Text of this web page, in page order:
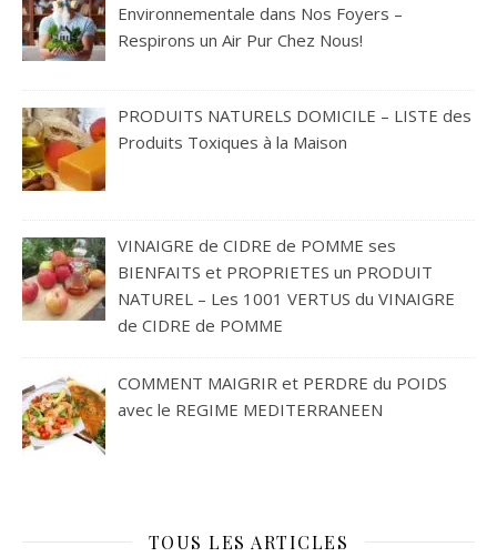
Environnementale dans Nos Foyers –
Respirons un Air Pur Chez Nous!
PRODUITS NATURELS DOMICILE – LISTE des
Produits Toxiques à la Maison
VINAIGRE de CIDRE de POMME ses
BIENFAITS et PROPRIETES un PRODUIT
NATUREL – Les 1001 VERTUS du VINAIGRE
de CIDRE de POMME
COMMENT MAIGRIR et PERDRE du POIDS
avec le REGIME MEDITERRANEEN
TOUS LES ARTICLES